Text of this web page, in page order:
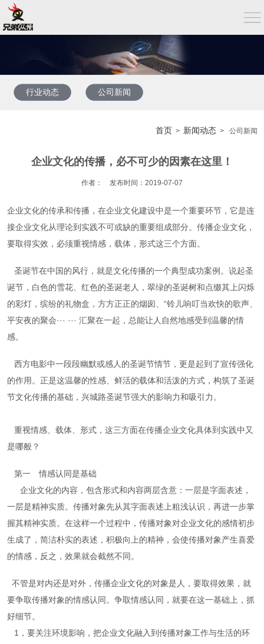
行业动态 公司新闻
首页 > 新闻动态 > 公司新闻
企业文化的传播，必不可少的因素在这里！
作者： 发布时间：2019-07-07
企业文化的传承和传播，在企业文化建设中是一个重要环节，它是连
接企业文化从理论到实践不可或缺的重要组成部分。传播企业文化，
要取得实效，必须重视情感，载体，形式这三个方面。
圣诞节在中国的风行，就是文化传播的一个典型成功案例。说起圣
诞节，白色的雪花、红色的圣诞老人，翠绿的圣诞树和点缀其上闪烁
的彩灯，缤纷的礼物盒，方方正正的烟囱、“铃儿响叮当欢快的歌声、
平安夜的聚会··· ··· 汇聚在一起，总能让人自然地感受到温馨的情
感。
西方电影中一段段幽默或感人的圣诞节情节，更是起到了宣传强化
的作用。正是这温馨的性感、鲜活的载体和活泼的方式，构筑了圣诞
节文化传播的基础，兴城路圣诞节强大的影响力和吸引力。
重视情感、载体、形式，这三方面在传播企业文化具体到实践中又
是哪般？
第一 情感认同是基础
企业文化的内容，包含形式和内容两层含意：一层是字面表述，
一层是精神实质。传播对象先从其字面表述上粗浅认识，再进一步掌
握其精神实质。在这样一个过程中，传播对象对企业文化的感情初步
生成了，简洁朴实的表述，积极向上的精神，会使传播对象产生喜爱
的情感，反之，效果就会截然不同。
不管是对内还是对外，传播企业文化的对象是人，要取得效果，就
要争取传播对象的情感认同。 争取情感认同，就要在这一基础上，抓
好细节。
1 ，要关注环境影响，把企业文化融入到传播对象工作与生活的环